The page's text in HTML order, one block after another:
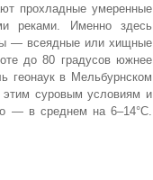
прохладные умеренные
реками. Именно здесь
— всеядные или хищные
до 80 градусов южнее
геонаук в Мельбурнском
этим суровым условиям и
— в среднем на 6–14°C.